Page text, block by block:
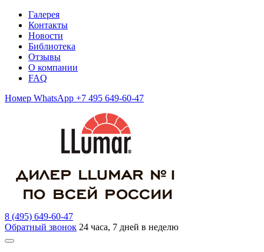
Галерея
Контакты
Новости
Библиотека
Отзывы
О компании
FAQ
Номер WhatsApp +7 495 649-60-47
8 (495) 649-60-47
Обратный звонок 24 часа, 7 дней в неделю